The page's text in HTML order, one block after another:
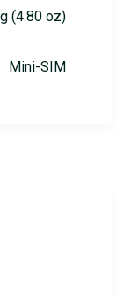
(4.80 oz)
Mini-SIM